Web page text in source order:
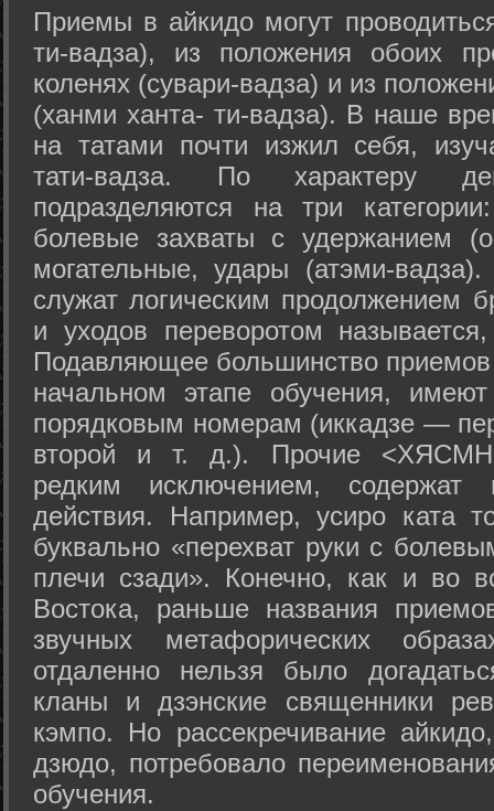
Приемы в айкидо могут
ти-вадза), из положения обоих
коленях (сувари-вадза) и из
(ханми ханта- ти-вадза). В наше
на татами почти изжил себя,
тати-вадза. По характеру
подразделяются на три
болевые захваты с удержанием
могательные, удары (атэми-
служат логическим продолжением
и уходов переворотом
Подавляющее большинство
начальном этапе обучения,
порядковым номерам (иккадзе —
второй и т. д.). Прочие
редким исключением, содержат
действия. Например, усиро ката
буквально «перехват руки с
плечи сзади». Конечно, как и во
Востока, раньше названия
звучных метафорических
отдаленно нельзя было
кланы и дзэнские священники
кэмпо. Но рассекречивание
дзюдо, потребовало
обучения.